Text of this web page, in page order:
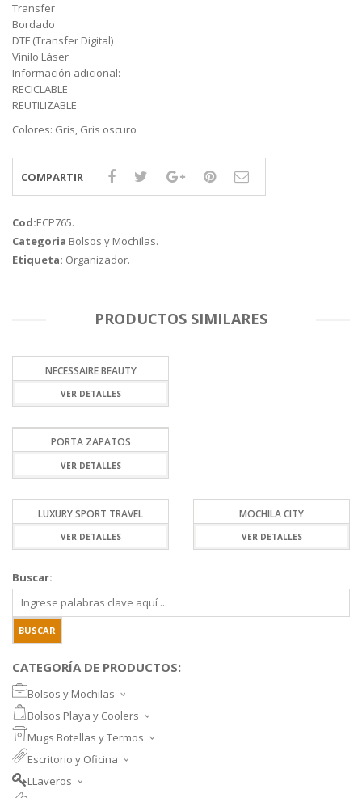
Transfer
Bordado
DTF (Transfer Digital)
Vinilo Láser
Información adicional:
RECICLABLE
REUTILIZABLE
Colores: Gris, Gris oscuro
COMPARTIR
Cod:ECP765.
Categoria Bolsos y Mochilas.
Etiqueta: Organizador.
PRODUCTOS SIMILARES
NECESSAIRE BEAUTY
VER DETALLES
PORTA ZAPATOS
VER DETALLES
LUXURY SPORT TRAVEL
VER DETALLES
MOCHILA CITY
VER DETALLES
Buscar:
CATEGORÍA DE PRODUCTOS:
Bolsos y Mochilas
MOCHILAS DEPORTIVAS
MOCHILAS NOTEBOOK
MALETINES Y FUNDAS
BANANOS
Bolsos Playa y Coolers
COOLERS
MORRALES
Mugs Botellas y Termos
TAZA DE VIDRIO
SET PARA VINOS
Escritorio y Oficina
LLaveros